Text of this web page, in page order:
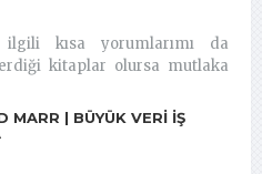
kısa yorumlarımı da
kitaplar olursa mutlaka
MARR | BÜYÜK VERI İŞ